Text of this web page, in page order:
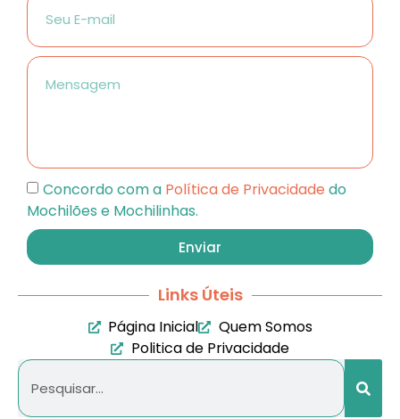
Concordo com a Política de Privacidade do
Mochilões e Mochilinhas.
Enviar
Links Úteis
Página Inicial
Quem Somos
Politica de Privacidade